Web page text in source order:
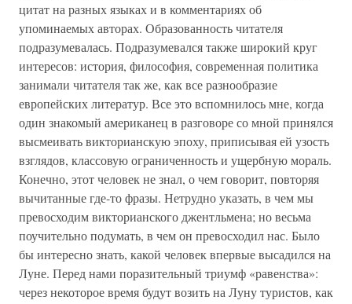
цитат на разных языках и в комментариях об
упоминаемых авторах. Образованность читателя
подразумевалась. Подразумевался также широкий круг
интересов: история, философия, современная политика
занимали читателя так же, как все разнообразие
европейских литератур. Все это вспомнилось мне, когда
один знакомый американец в разговоре со мной принялся
высмеивать викторианскую эпоху, приписывая ей узость
взглядов, классовую ограниченность и ущербную мораль.
Конечно, этот человек не знал, о чем говорит, повторяя
вычитанные где-то фразы. Нетрудно указать, в чем мы
превосходим викторианского джентльмена; но весьма
поучительно подумать, в чем он превосходил нас. Было
бы интересно знать, какой человек впервые высадился на
Луне. Перед нами поразительный триумф «равенства»:
через некоторое время будут возить на Луну туристов, как